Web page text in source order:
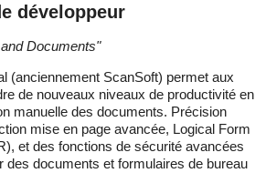
développeur
Documents"
(anciennement ScanSoft) permet aux
de nouveaux niveaux de productivité en
manuelle des documents. Précision
mise en page avancée, Logical Form
et des fonctions de sécurité avancées
des documents et formulaires de bureau